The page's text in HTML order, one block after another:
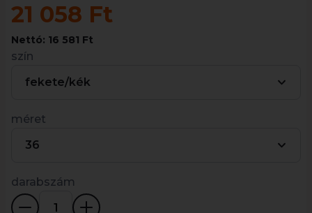
21 058 Ft
Nettó: 16 581 Ft
szín
fekete/kék
méret
36
darabszám